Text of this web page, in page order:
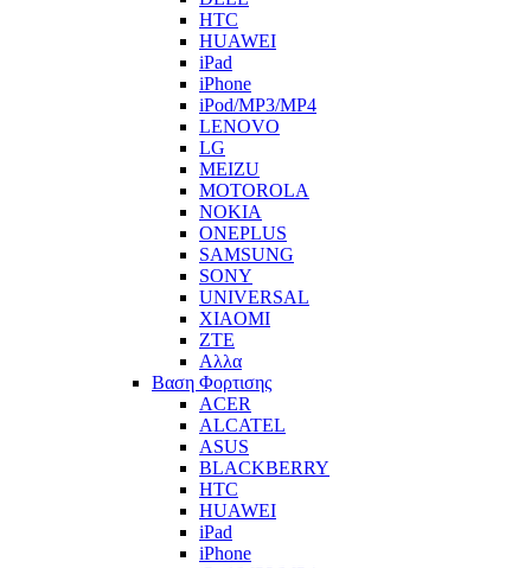
HTC
HUAWEI
iPad
iPhone
iPod/MP3/MP4
LENOVO
LG
MEIZU
MOTOROLA
NOKIA
ONEPLUS
SAMSUNG
SONY
UNIVERSAL
XIAOMI
ZTE
Αλλα
Βαση Φορτισης
ACER
ALCATEL
ASUS
BLACKBERRY
HTC
HUAWEI
iPad
iPhone